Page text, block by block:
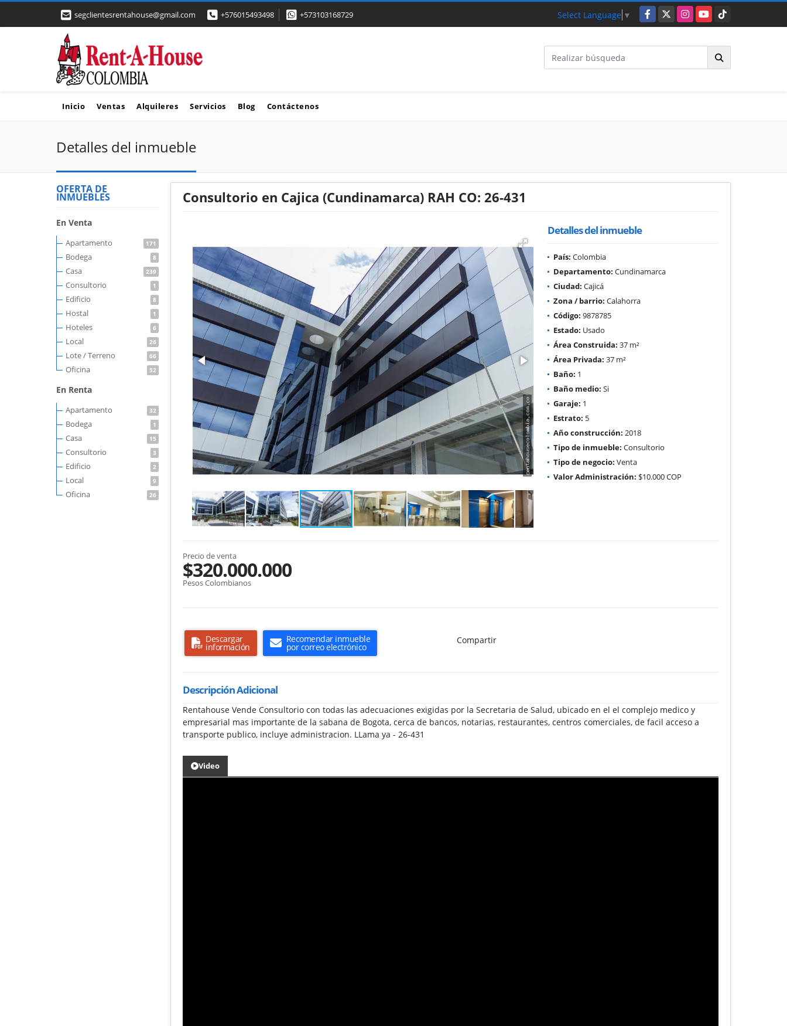
segclientesrentahouse@gmail.com +576015493498 +573103168729 Select Language ▼ Facebook
X InstagramYouTubeTikTok
Inicio Ventas Alquileres Servicios Blog Contáctenos
Detalles del inmueble
OFERTA DE
INMUEBLES
En Venta
Apartamento 171
Bodega 8
Casa 239
Consultorio 1
Edificio 8
Hostal 1
Hoteles 6
Local 26
Lote / Terreno 66
Oficina 52
En Renta
Apartamento 32
Bodega 1
Casa 15
Consultorio 3
Edificio 2
Local 9
Oficina 26
Consultorio en Cajica (Cundinamarca) RAH CO: 26-431
Detalles del inmueble
País: Colombia
Departamento: Cundinamarca
Ciudad: Cajicá
Zona / barrio: Calahorra
Código: 9878785
Estado: Usado
Área Construida: 37 m²
Área Privada: 37 m²
Baño: 1
Baño medio: Si
Garaje: 1
Estrato: 5
Año construcción: 2018
Tipo de inmueble: Consultorio
Tipo de negocio: Venta
Valor Administración: $10.000 COP
Precio de venta
$320.000.000
Pesos Colombianos
Descargar
información
Recomendar inmueble
por correo electrónico
Compartir
Descripción Adicional
Rentahouse Vende Consultorio con todas las adecuaciones exigidas por la Secretaria de Salud, ubicado en el el complejo medico y
empresarial mas importante de la sabana de Bogota, cerca de bancos, notarias, restaurantes, centros comerciales, de facil acceso a
transporte publico, incluye administracion. LLama ya - 26-431
Video